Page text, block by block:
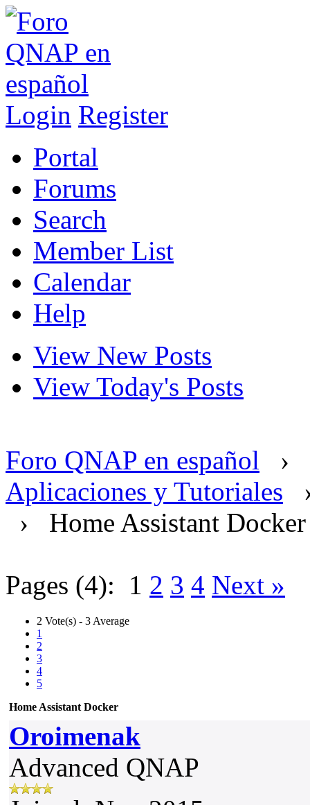
Login Register
Portal
Forums
Search
Member List
Calendar
Help
View New Posts
View Today's Posts
Foro QNAP en español ›
Aplicaciones y Tutoriales
› Home Assistant Docker
Pages (4): 1 2 3 4 Next »
2 Vote(s) - 3 Average
1
2
3
4
5
Home Assistant Docker
Oroimenak
Advanced QNAP